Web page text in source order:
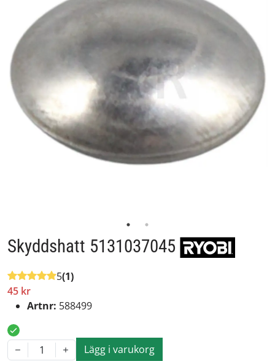
Skyddshatt 5131037045
5(1)
45 kr
Artnr: 588499
1 Lägg i varukorg